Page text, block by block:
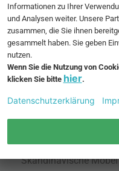
MwSt. und zzgl.
Skandinavische Möbel